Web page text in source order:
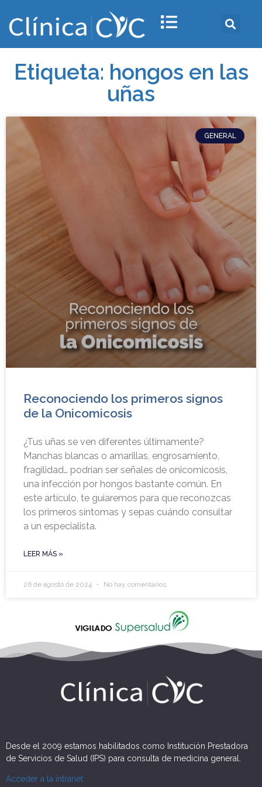
Etiqueta: hongos en las
uñas
GENERAL
Reconociendo los primeros signos
de la Onicomicosis
¿Tus uñas se ven diferentes últimamente?
Manchas blancas o amarillas, engrosamiento,
fragilidad… podrían ser señales de onicomicosis,
una infección por hongos bastante común. En
este artículo, te guiaremos para que reconozcas
los primeros síntomas y sepas cuándo consultar
a un especialista.
LEER MÁS »
26 de agosto de 2024 No hay comentarios
Desde el 2009 estamos habilitados como Institución Prestadora
de Servicios de Salud (IPS) para consulta de medicina general.
Acceder a la intranet